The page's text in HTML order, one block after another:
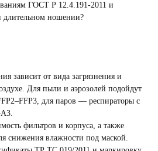
ГОСТ Р 12.4.191-2011 и
длительном ношении?
зависит от вида загрязнения и
Для пыли и аэрозолей подойдут
для паров — респираторы с
фильтров и корпуса, а также
снижения влажности под маской.